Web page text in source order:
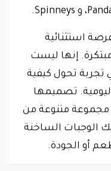
استثنائية
إنها ليست
تجربة تحول كيفية
تصميمها
متنوعة من
الوجبات الساخنة
أو الجودة.